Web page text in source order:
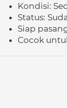
Kondisi:
Status:
Siap
Cocok